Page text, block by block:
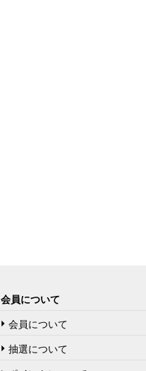
会員について
会員について
抽選について